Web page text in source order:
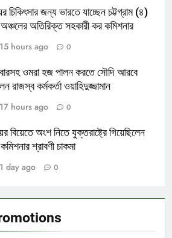
চিকিৎসার জন্য ভারতে যাচ্ছেন চট্টগ্রাম (৪)
অতিরিক্ত সহকারী কর কমিশনার
15 hours ago
0
ওমরা হজ পালন করতে সৌদি আরবে
রাজস্ব কর্মকর্তা ওয়াহিদুজ্জামান
17 hours ago
0
বিয়েতে অংশ নিতে যুক্তরাষ্ট্রে গিয়েছিলেন
শ্রাবণী চাকমা
1 day ago
0